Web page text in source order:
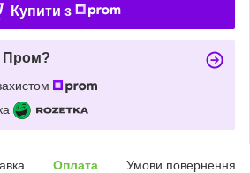
Купити з
Пром?
Оплата Умови повернення